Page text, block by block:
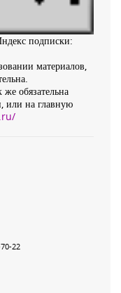
подписки:
материалов,
обязательна
или на главную
22